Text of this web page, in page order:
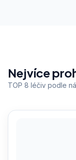
Nejvíce
TOP 8 léčiv podle